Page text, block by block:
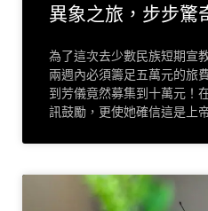
異象之旅，步步驚
為了這次去少數民族短期宣
兩週內必須籌足五萬元的旅
到芳儀竟然募集到十萬元！
訊鼓勵，更使她確信這是上